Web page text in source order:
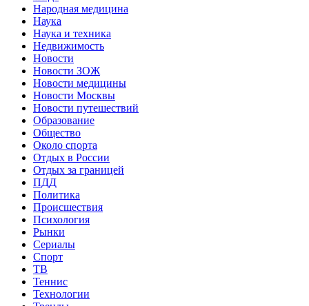
Народная медицина
Наука
Наука и техника
Недвижимость
Новости
Новости ЗОЖ
Новости медицины
Новости Москвы
Новости путешествий
Образование
Общество
Около спорта
Отдых в России
Отдых за границей
ПДД
Политика
Происшествия
Психология
Рынки
Сериалы
Спорт
ТВ
Теннис
Технологии